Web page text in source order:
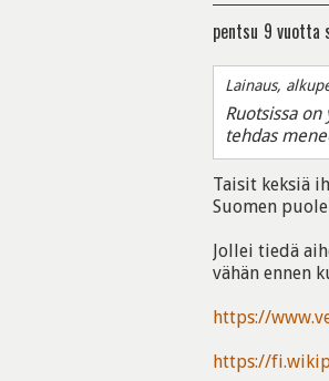
pentsu 9 vuotta
Lainaus,
Ruotsissa
tehdas
Taisit keksiä
Suomen
Jollei tiedä
vähän ennen
https://
https://